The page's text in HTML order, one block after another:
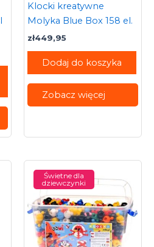
Klocki kreatywne
Molyka Blue Box 158 el.
zł449,95
Dodaj do koszyka
Zobacz więcej
Świetne dla
dziewczynki